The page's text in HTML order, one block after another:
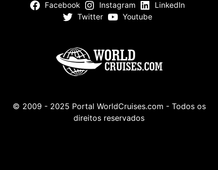
Facebook Instagram
LinkedIn
Twitter
Youtube
© 2009 - 2025 Portal WorldCruises.com - Todos os
direitos reservados